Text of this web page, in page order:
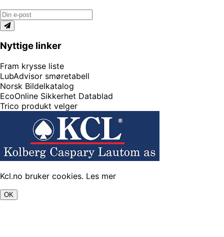
Nyttige linker
Fram krysse liste
LubAdvisor smøretabell
Norsk Bildelkatalog
EcoOnline Sikkerhet Datablad
Trico produkt velger
Kcl.no bruker cookies. Les mer
OK